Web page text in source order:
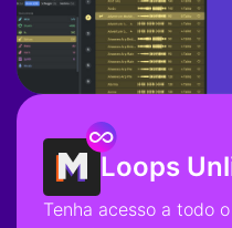
Loops
Tenha acesso a todo